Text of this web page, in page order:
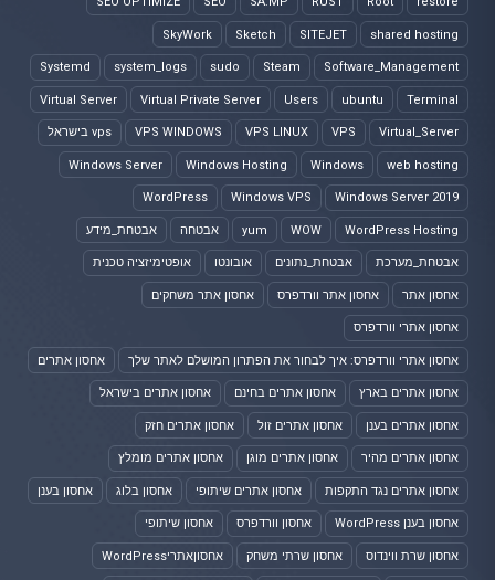
shared hosting
SITEJET
Sketch
SkyWork
Software_Management
Steam
sudo
system_logs
Systemd
Terminal
ubuntu
Users
Virtual Private Server
Virtual Server
Virtual_Server
VPS
VPS LINUX
VPS WINDOWS vps בישראל
web hosting
Windows
Windows Hosting
Windows Server
Windows Server 2019
Windows VPS
WordPress
WordPress Hosting
WOW
yum אבטחה אבטחת_מידע
אבטחת_מערכת אבטחת_נתונים אובונטו אופטימיזציה טכנית
אחסון אתר אחסון אתר וורדפרס אחסון אתר משחקים
אחסון אתרי וורדפרס
אחסון אתרי וורדפרס: איך לבחור את הפתרון המושלם לאתר שלך אחסון אתרים
אחסון אתרים בארץ אחסון אתרים בחינם אחסון אתרים בישראל
אחסון אתרים בענן אחסון אתרים זול אחסון אתרים חזק
אחסון אתרים מהיר אחסון אתרים מוגן אחסון אתרים מומלץ
אחסון אתרים נגד התקפות אחסון אתרים שיתופי אחסון בלוג אחסון בענן
אחסון בענן WordPress אחסון וורדפרס אחסון שיתופי
אחסון שרת ווינדוס אחסון שרתי משחק אחסוןאתריWordPress